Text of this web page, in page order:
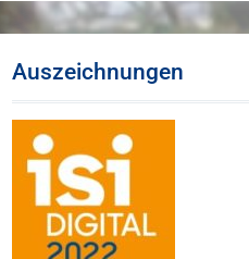
Auszeichnungen